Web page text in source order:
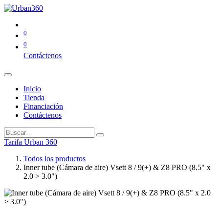
0
0
Contáctenos
Inicio
Tienda
Financiación
Contáctenos
Tarifa Urban 360
Todos los productos
Inner tube (Cámara de aire) Vsett 8 / 9(+) & Z8 PRO (8.5" x
2.0 > 3.0")